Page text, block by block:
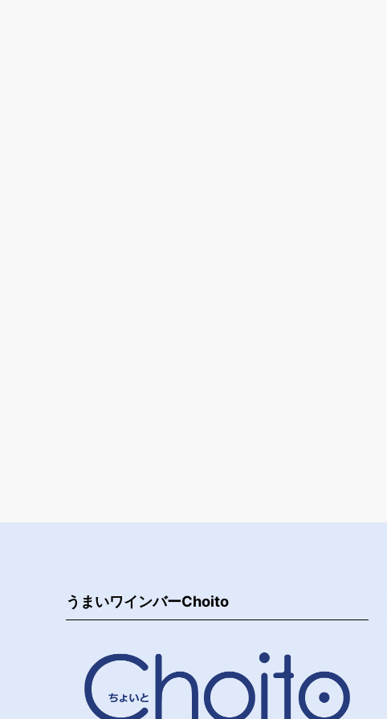
うまいワインバーChoito